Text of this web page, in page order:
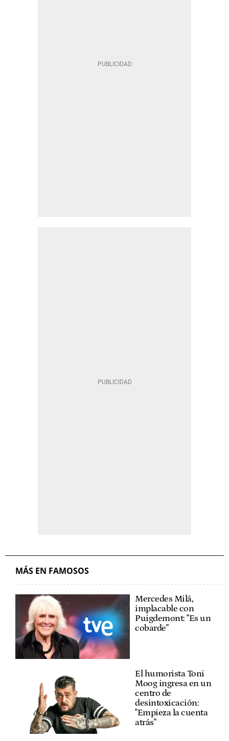
MÁS EN FAMOSOS
Mercedes Milá,
implacable con
Puigdemont: "Es un
cobarde"
El humorista Toni
Moog ingresa en un
centro de
desintoxicación:
"Empieza la cuenta
atrás"